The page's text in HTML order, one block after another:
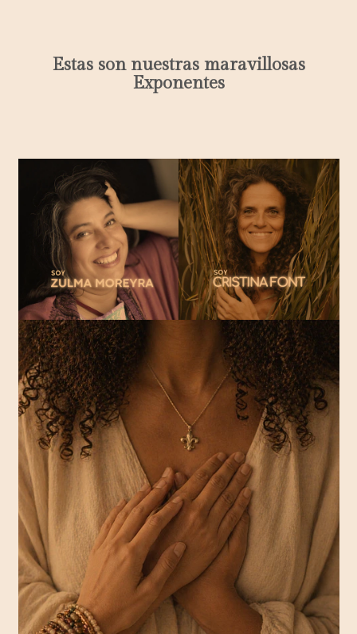
Estas son nuestras maravillosas
Exponentes